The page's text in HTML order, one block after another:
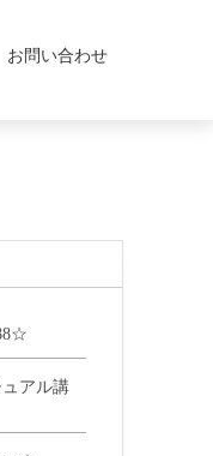
お問い合わせ
アル講